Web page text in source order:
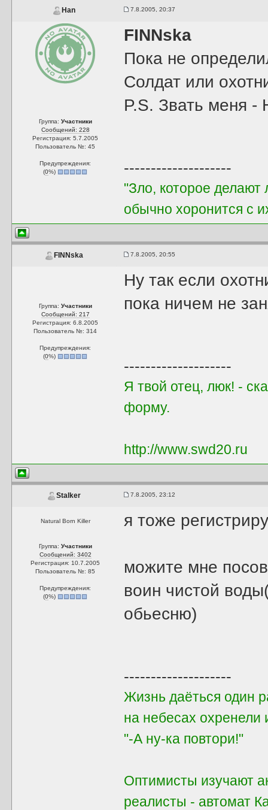
Han 7.8.2005, 20:37
Группа: Участники
Сообщений: 228
Регистрация: 5.7.2005
Пользователь №: 45
Предупреждения:
(0%)
FINNska
Пока не
Солдат или
P.S. Звать меня
--------------------
"Зло, которое
обычно хоронится с
FINNska 7.8.2005, 20:55
Группа: Участники
Сообщений: 217
Регистрация: 6.8.2005
Пользователь №: 314
Предупреждения:
(0%)
Ну так если
пока ничем не
--------------------
Я твой отец, люк! -
форму.
http://www.swd20.ru
Stalker 7.8.2005, 23:12
Natural Born Killer
Группа: Участники
Сообщений: 3402
Регистрация: 10.7.2005
Пользователь №: 85
Предупреждения:
(0%)
я тоже
можите мне
воин чистой
обьесню)
--------------------
Жизнь даёться один
на небесах охренели
"-А ну-ка повтори!"
Оптимисты изучают
реалисты - автомат